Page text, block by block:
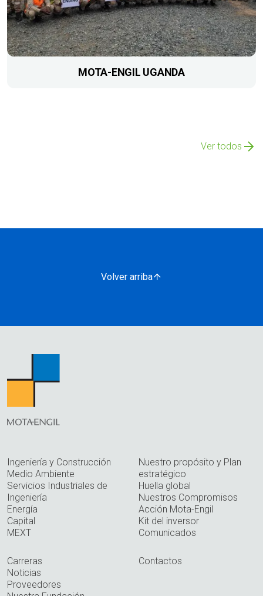
MOTA-ENGIL UGANDA
Ver todos
Volver arriba
Ingeniería y Construcción
Medio Ambiente
Servicios Industriales de
Ingeniería
Energía
Capital
MEXT
Nuestro propósito y Plan
estratégico
Huella global
Nuestros Compromisos
Acción Mota-Engil
Kit del inversor
Comunicados
Carreras
Noticias
Proveedores
Contactos